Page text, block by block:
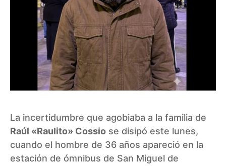
La incertidumbre que agobiaba a la familia de
Raúl «Raulito» Cossio se disipó este lunes,
cuando el hombre de 36 años apareció en la
estación de ómnibus de San Miguel de